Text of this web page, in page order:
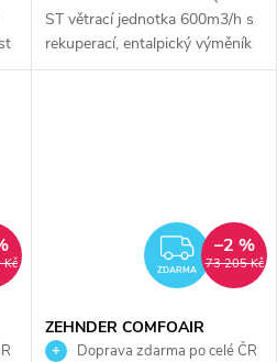
ST větrací jednotka 600m3/h s
rekuperací, entalpický výměník
ZDARMA 73 205 Kč
–2 %
ZEHNDER COMFOAIR
STANDARD 375 VL větrací
Doprava zdarma po celé ČR